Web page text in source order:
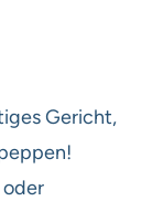
Gericht,